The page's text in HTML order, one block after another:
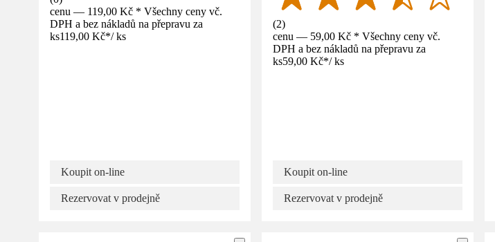
cenu — 119,00 Kč * Všechny ceny vč.
DPH a bez nákladů na přepravu za
ks119,00 Kč*/ ks
Koupit on-line
Rezervovat v prodejně
(2)
cenu — 59,00 Kč * Všechny ceny vč.
DPH a bez nákladů na přepravu za
ks59,00 Kč*/ ks
Koupit on-line
Rezervovat v prodejně